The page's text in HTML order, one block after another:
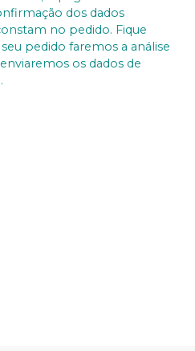
dos dados
no pedido. Fique
pedido faremos a análise
os dados de